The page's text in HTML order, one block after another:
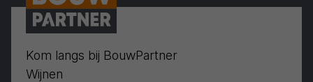
Kom langs bij BouwPartner
Wijnen